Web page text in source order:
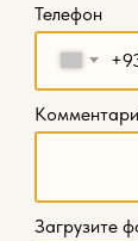
Телефон
Загрузите